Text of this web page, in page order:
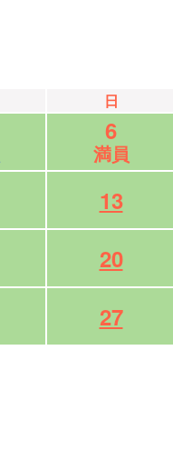
日
6
満員
13
20
27